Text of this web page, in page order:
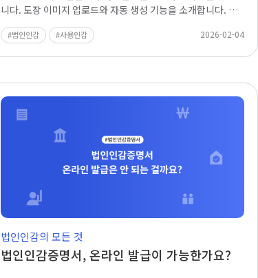
니다. 도장 이미지 업로드와 자동 생성 기능을 소개합니다. 스
탠바이 사용인감의 법적 효력도 확인하세요.
법인인감 사용인감 2026-02-04
법인인감증명서, 온라인 발급이 가능한가요?
법인인감의 모든 것